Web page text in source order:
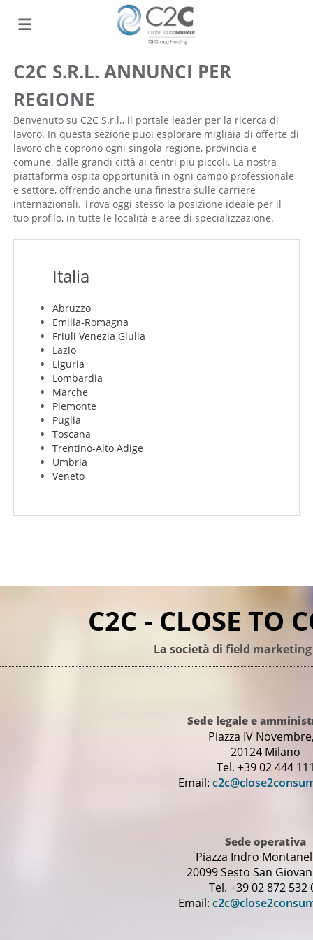
Home
Offerte
di
lavoro
Carica
il
Login
C2C S.R.L. ANNUNCI PER
REGIONE
Benvenuto su C2C S.r.l., il portale leader per la ricerca di
lavoro. In questa sezione puoi esplorare migliaia di offerte di
lavoro che coprono ogni singola regione, provincia e
comune, dalle grandi città ai centri più piccoli. La nostra
piattaforma ospita opportunità in ogni campo professionale
e settore, offrendo anche una finestra sulle carriere
internazionali. Trova oggi stesso la posizione ideale per il
tuo profilo, in tutte le località e aree di specializzazione.
Italia
Abruzzo
Emilia-Romagna
Friuli Venezia Giulia
Lazio
Liguria
Lombardia
Marche
Piemonte
Puglia
Toscana
Trentino-Alto Adige
Umbria
Veneto
C2C - CLOSE TO
La società di field
Sede legale e
Piazza IV
20124 Milano
Tel. +39 02 444
Email:
Sede operativa
Piazza Indro
20099 Sesto San
Tel. +39 02 872 532
Email: